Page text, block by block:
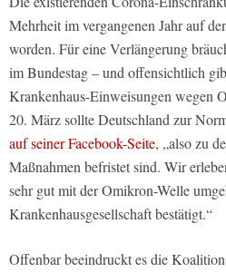
Mehrheit im vergangenen Jahr auf
worden. Für eine Verlängerung
im Bundestag – und offensichtlich
Krankenhaus-Einweisungen wegen
20. März sollte Deutschland zur
auf seiner Facebook-Seite, „also zu
Maßnahmen befristet sind. Wir
sehr gut mit der Omikron-Welle
Krankenhausgesellschaft bestätigt.“
Offenbar beeindruckt es die